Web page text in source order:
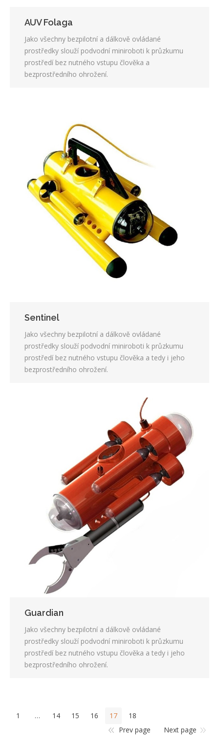
AUV Folaga
Jako všechny bezpilotní a dálkově ovládané
prostředky slouží podvodní miniroboti k průzkumu
prostředí bez nutného vstupu člověka a
bezprostředního ohrožení.
Sentinel
Jako všechny bezpilotní a dálkově ovládané
prostředky slouží podvodní miniroboti k průzkumu
prostředí bez nutného vstupu člověka a tedy i jeho
bezprostředního ohrožení.
Guardian
Jako všechny bezpilotní a dálkově ovládané
prostředky slouží podvodní miniroboti k průzkumu
prostředí bez nutného vstupu člověka a tedy i jeho
bezprostředního ohrožení.
1 … 14 15 16 17
18
Prev page
Next page